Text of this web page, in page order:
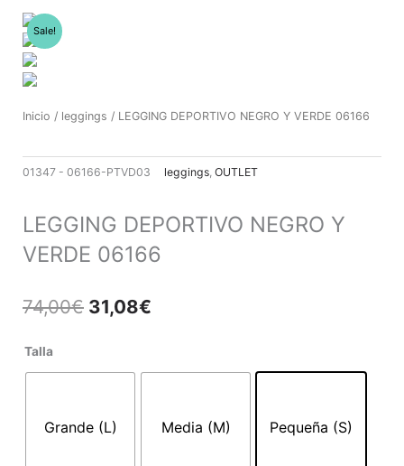
contenido
Sale!
Inicio / leggings / LEGGING DEPORTIVO NEGRO Y VERDE 06166
01347 - 06166-PTVD03 leggings OUTLET
LEGGING DEPORTIVO NEGRO Y
VERDE 06166
74,00€ El
31,08€
Talla
Grande (L) Media (M) Pequeña (S)
LEGGING
VERDE